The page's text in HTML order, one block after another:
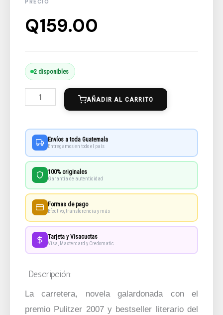
Q159.00
2 disponibles
La
cantidad
AÑADIR AL CARRITO
Envíos a toda Guatemala
Entregamos en todo el país
100% originales
Garantía de autenticidad
Formas de pago
Efectivo, transferencia y más
Tarjeta y Visacuotas
Visa, Mastercard y Credomatic
Descripción:
La carretera, novela galardonada con el
premio Pulitzer 2007 y bestseller literario del